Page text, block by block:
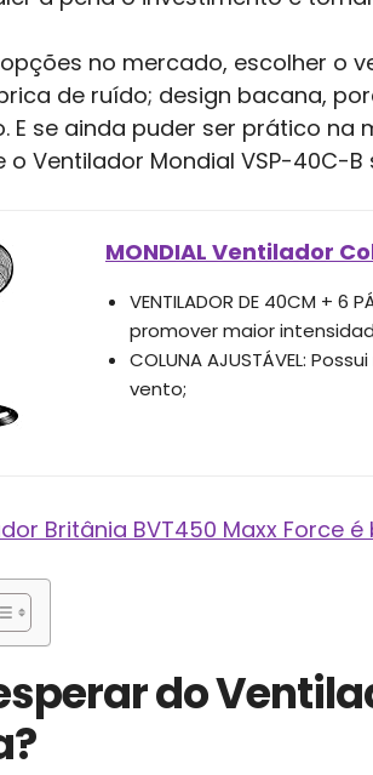
no mercado, escolher o
de ruído; design bacana,
E se ainda puder ser prático na
o Ventilador Mondial VSP-40C-
MONDIAL Ventilador
VENTILADOR DE 40CM +
promover maior
COLUNA AJUSTÁVEL:
vento;
Britânia BVT450 Maxx Force é
do